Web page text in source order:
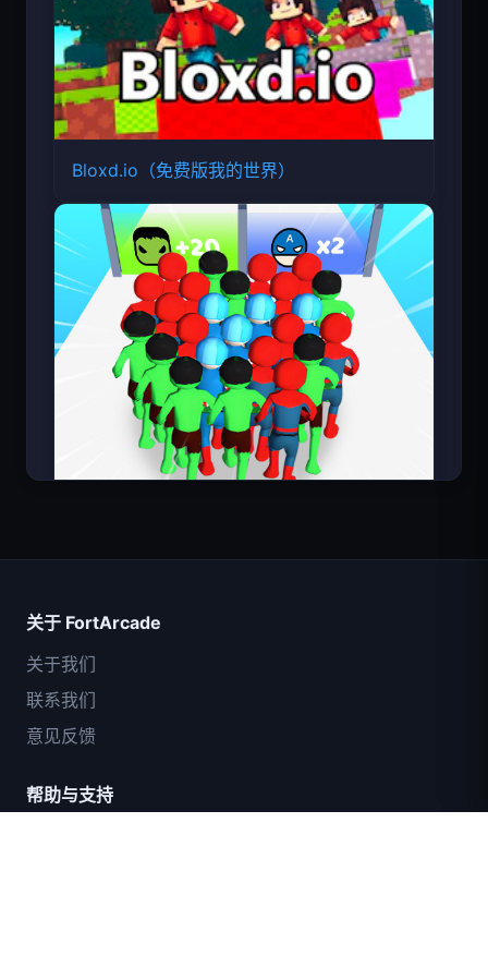
Bloxd.io（免费版我的世界）
关于 FortArcade
关于我们
联系我们
意见反馈
帮助与支持